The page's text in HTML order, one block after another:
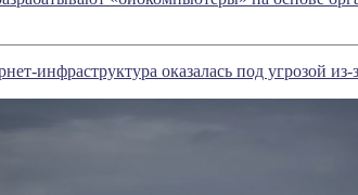
инфраструктура оказалась под угрозой